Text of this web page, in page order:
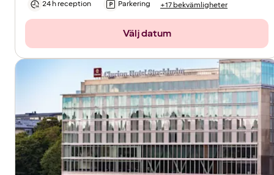
24 h reception Parkering +17 bekvämligheter
Välj datum